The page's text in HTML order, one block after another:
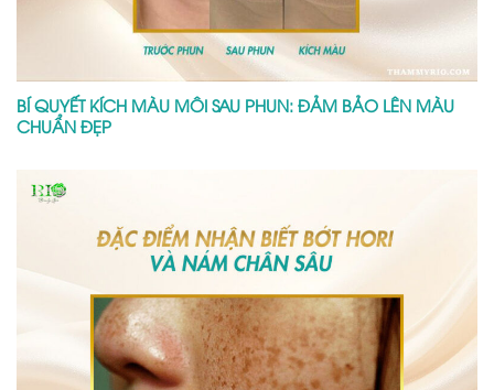
BÍ QUYẾT KÍCH MÀU MÔI SAU PHUN: ĐẢM BẢO LÊN MÀU
CHUẨN ĐẸP